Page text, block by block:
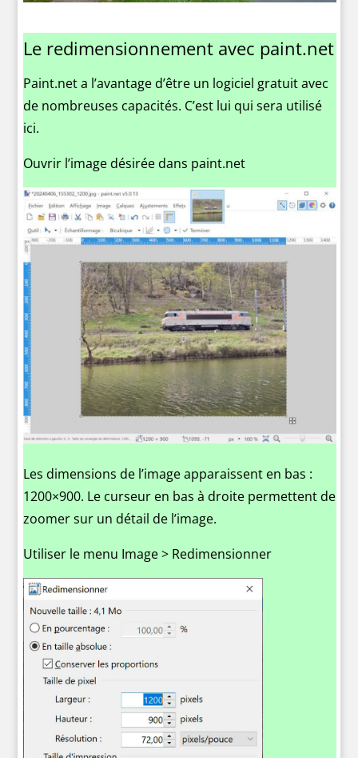
Le redimensionnement avec paint.net
Paint.net a l’avantage d’être un logiciel gratuit avec
de nombreuses capacités. C’est lui qui sera utilisé
ici.
Ouvrir l’image désirée dans paint.net
Les dimensions de l’image apparaissent en bas :
1200×900. Le curseur en bas à droite permettent de
zoomer sur un détail de l’image.
Utiliser le menu Image > Redimensionner